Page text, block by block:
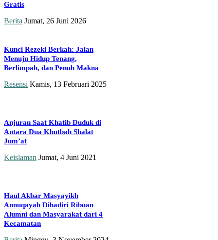
Gratis
Berita Jumat, 26 Juni 2026
Kunci Rezeki Berkah: Jalan
Menuju Hidup Tenang,
Berlimpah, dan Penuh Makna
Resensi Kamis, 13 Februari 2025
Anjuran Saat Khatib Duduk di
Antara Dua Khutbah Shalat
Jum’at
Keislaman Jumat, 4 Juni 2021
Haul Akbar Masyayikh
Annuqayah Dihadiri Ribuan
Alumni dan Masyarakat dari 4
Kecamatan